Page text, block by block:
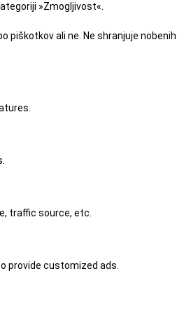
»Zmogljivost«.
piškotkov ali ne. Ne shranjuje nobenih
traffic source, etc.
provide customized ads.